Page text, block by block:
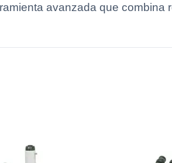
avanzada que combina